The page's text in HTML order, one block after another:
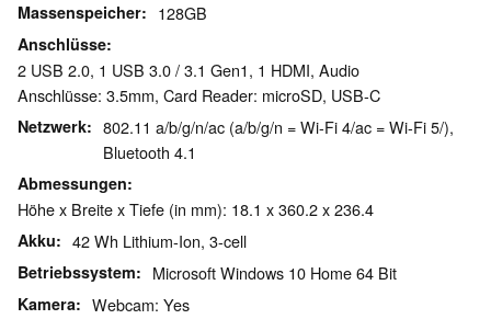
Massenspeicher 128GB
Anschlüsse
2 USB 2.0, 1 USB 3.0 / 3.1 Gen1, 1 HDMI, Audio
Anschlüsse: 3.5mm, Card Reader: microSD, USB-C
Netzwerk
802.11 a/b/g/n/ac (a/b/g/n = Wi-Fi 4/ac = Wi-Fi 5/),
Bluetooth 4.1
Abmessungen
Höhe x Breite x Tiefe (in mm): 18.1 x 360.2 x 236.4
Akku 42 Wh Lithium-Ion, 3-cell
Betriebssystem Microsoft Windows 10 Home 64 Bit
Kamera Webcam: Yes